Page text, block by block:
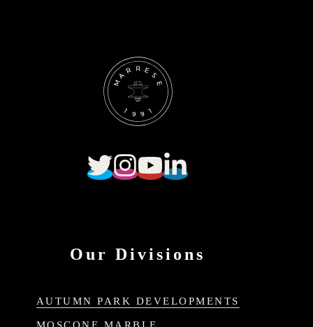
Our Divisions
AUTUMN PARK DEVELOPMENTS